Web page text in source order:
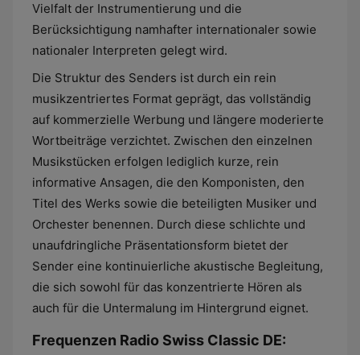
Vielfalt der Instrumentierung und die
Berücksichtigung namhafter internationaler sowie
nationaler Interpreten gelegt wird.
Die Struktur des Senders ist durch ein rein
musikzentriertes Format geprägt, das vollständig
auf kommerzielle Werbung und längere moderierte
Wortbeiträge verzichtet. Zwischen den einzelnen
Musikstücken erfolgen lediglich kurze, rein
informative Ansagen, die den Komponisten, den
Titel des Werks sowie die beteiligten Musiker und
Orchester benennen. Durch diese schlichte und
unaufdringliche Präsentationsform bietet der
Sender eine kontinuierliche akustische Begleitung,
die sich sowohl für das konzentrierte Hören als
auch für die Untermalung im Hintergrund eignet.
Frequenzen Radio Swiss Classic DE: